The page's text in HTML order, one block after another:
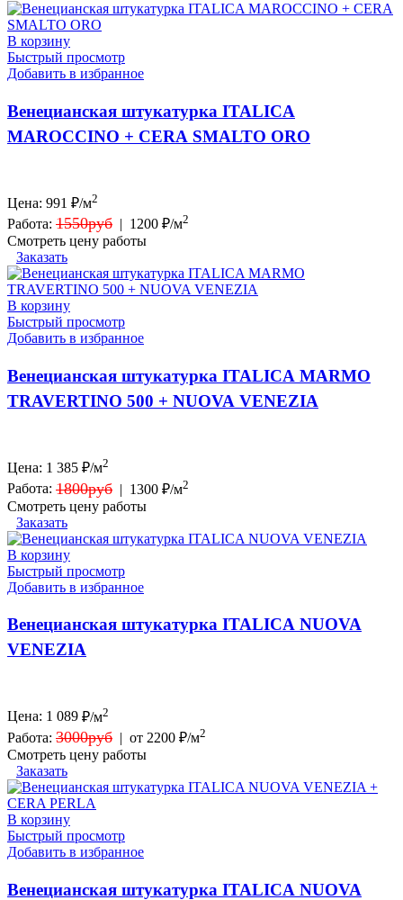
В корзину
Быстрый просмотр
Добавить в избранное
Венецианская штукатурка ITALICA
MAROCCINO + CERA SMALTO ORO
Цена: 991 ₽/м2
Работа: 1550руб | 1200 ₽/м2
Смотреть цену работы
Заказать
В корзину
Быстрый просмотр
Добавить в избранное
Венецианская штукатурка ITALICA MARMO
TRAVERTINO 500 + NUOVA VENEZIA
Цена: 1 385 ₽/м2
Работа: 1800руб | 1300 ₽/м2
Смотреть цену работы
Заказать
В корзину
Быстрый просмотр
Добавить в избранное
Венецианская штукатурка ITALICA NUOVA
VENEZIA
Цена: 1 089 ₽/м2
Работа: 3000руб | от 2200 ₽/м2
Смотреть цену работы
Заказать
В корзину
Быстрый просмотр
Добавить в избранное
Венецианская штукатурка ITALICA NUOVA